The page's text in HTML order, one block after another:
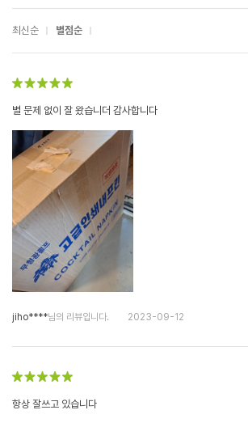
최신순 별점순
별 문제 없이 잘 왔습니더 감사합니다
jiho****님의 리뷰입니다. 2023-09-12
항상 잘쓰고 있습니다